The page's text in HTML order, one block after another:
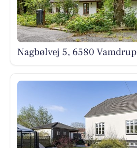
Nagbølvej 5, 6580 Vamdrup